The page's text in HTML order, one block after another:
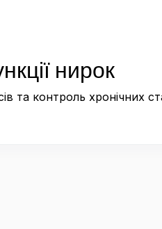
нирок
та контроль хронічних